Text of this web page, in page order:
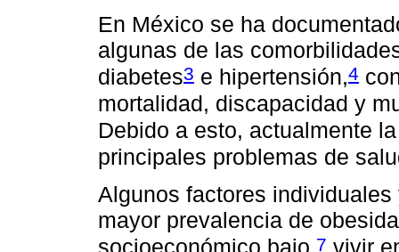
En México se ha
algunas de las
diabetes3 e hipertensión,4
mortalidad, discapacidad y
Debido a esto, actualmente
principales problemas de
Algunos factores
mayor prevalencia de
7